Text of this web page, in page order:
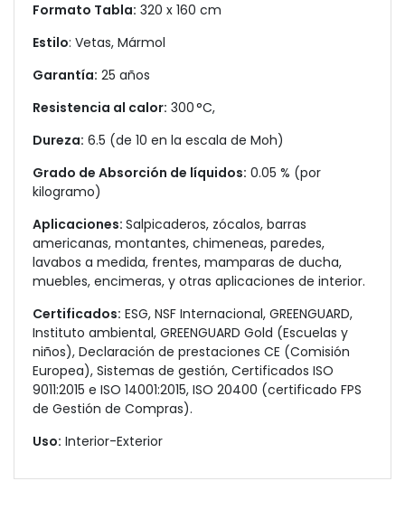
Formato Tabla: 320 x 160 cm
Estilo: Vetas, Mármol
Garantía: 25 años
Resistencia al calor: 300 °C,
Dureza: 6.5 (de 10 en la escala de Moh)
Grado de Absorción de líquidos: 0.05 % (por
kilogramo)
Aplicaciones: Salpicaderos, zócalos, barras
americanas, montantes, chimeneas, paredes,
lavabos a medida, frentes, mamparas de ducha,
muebles, encimeras, y otras aplicaciones de interior.
Certificados: ESG, NSF Internacional, GREENGUARD,
Instituto ambiental, GREENGUARD Gold (Escuelas y
niños), Declaración de prestaciones CE (Comisión
Europea), Sistemas de gestión, Certificados ISO
9011:2015 e ISO 14001:2015, ISO 20400 (certificado FPS
de Gestión de Compras).
Uso: Interior-Exterior